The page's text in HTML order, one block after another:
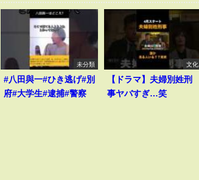
未分類
#八田與一#ひき逃げ#別
府#大学生#逮捕#警察
文化
【ドラマ】夫婦別姓刑
事ヤバすぎ…笑